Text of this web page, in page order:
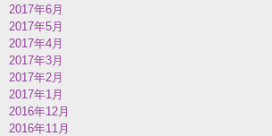
2017年6月
2017年5月
2017年4月
2017年3月
2017年2月
2017年1月
2016年12月
2016年11月